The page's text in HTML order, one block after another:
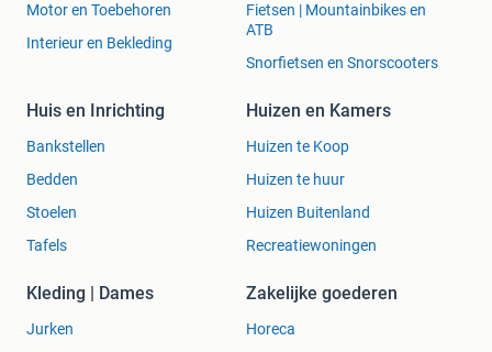
Motor en Toebehoren
Interieur en Bekleding
Fietsen | Mountainbikes en
ATB
Snorfietsen en Snorscooters
Huis en Inrichting
Bankstellen
Bedden
Stoelen
Tafels
Huizen en Kamers
Huizen te Koop
Huizen te huur
Huizen Buitenland
Recreatiewoningen
Kleding | Dames
Jurken
Zakelijke goederen
Horeca